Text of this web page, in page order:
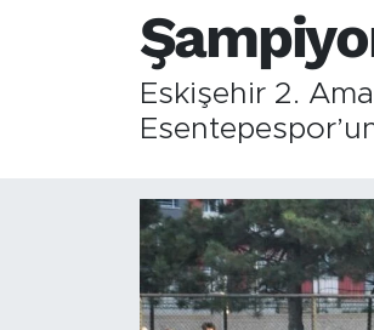
Eskişehir 2.